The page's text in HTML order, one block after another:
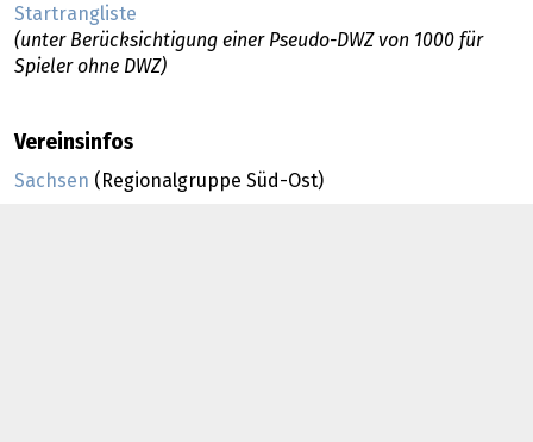
Startrangliste
(unter Berücksichtigung einer Pseudo-DWZ von 1000 für
Spieler ohne DWZ)
Vereinsinfos
Sachsen (Regionalgruppe Süd-Ost)